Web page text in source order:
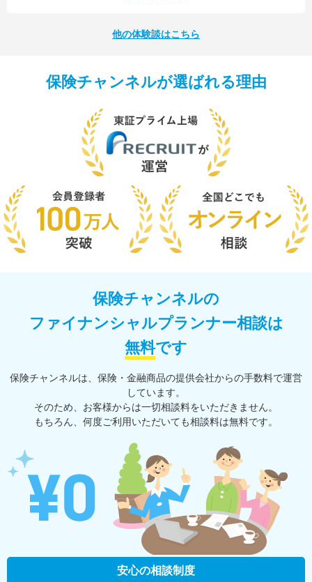
他の体験談はこちら
保険チャンネルが選ばれる理由
保険チャンネルの
ファイナンシャルプランナー相談は
無料です
保険チャンネルは、保険・⾦融商品の提供会社からの⼿数料で運営
しています。
そのため、お客様からは一切相談料をいただきません。
もちろん、何度ご利⽤いただいても相談料は無料です。
安心の相談制度